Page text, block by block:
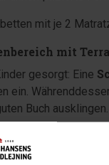
mit je 2
mit
gesorgt: Eine
ein.
Buch ausklingen.
Strand – nah
kmbis zur Nordsee